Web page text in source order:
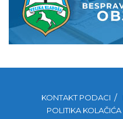
KONTAKT PODACI
POLITIKA KOLAČIĆA